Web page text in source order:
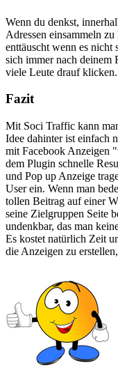
Wenn du denkst,
Adressen einsammeln
enttäuscht wenn es nicht
sich immer nach deinem
viele Leute drauf klicken.
Fazit
Mit Soci Traffic kann
Idee dahinter ist einfach
mit Facebook Anzeigen
dem Plugin schnelle
und Pop up Anzeige
User ein. Wenn man
tollen Beitrag auf einer
seine Zielgruppen Seite
undenkbar, das man
Es kostet natürlich Zeit
die Anzeigen zu